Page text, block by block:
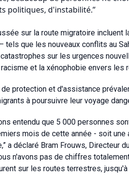
politiques, d'instabilité.”
sur la route migratoire incluent
que les nouveaux conflits au
sur les urgences
et la xénophobie envers les
protection et d'assistance
à poursuivre leur voyage
entendu que 5 000 personnes
mois de cette année - soit
a déclaré Bram Frouws, Directeur
n'avons pas de chiffres
sur les routes terrestres,